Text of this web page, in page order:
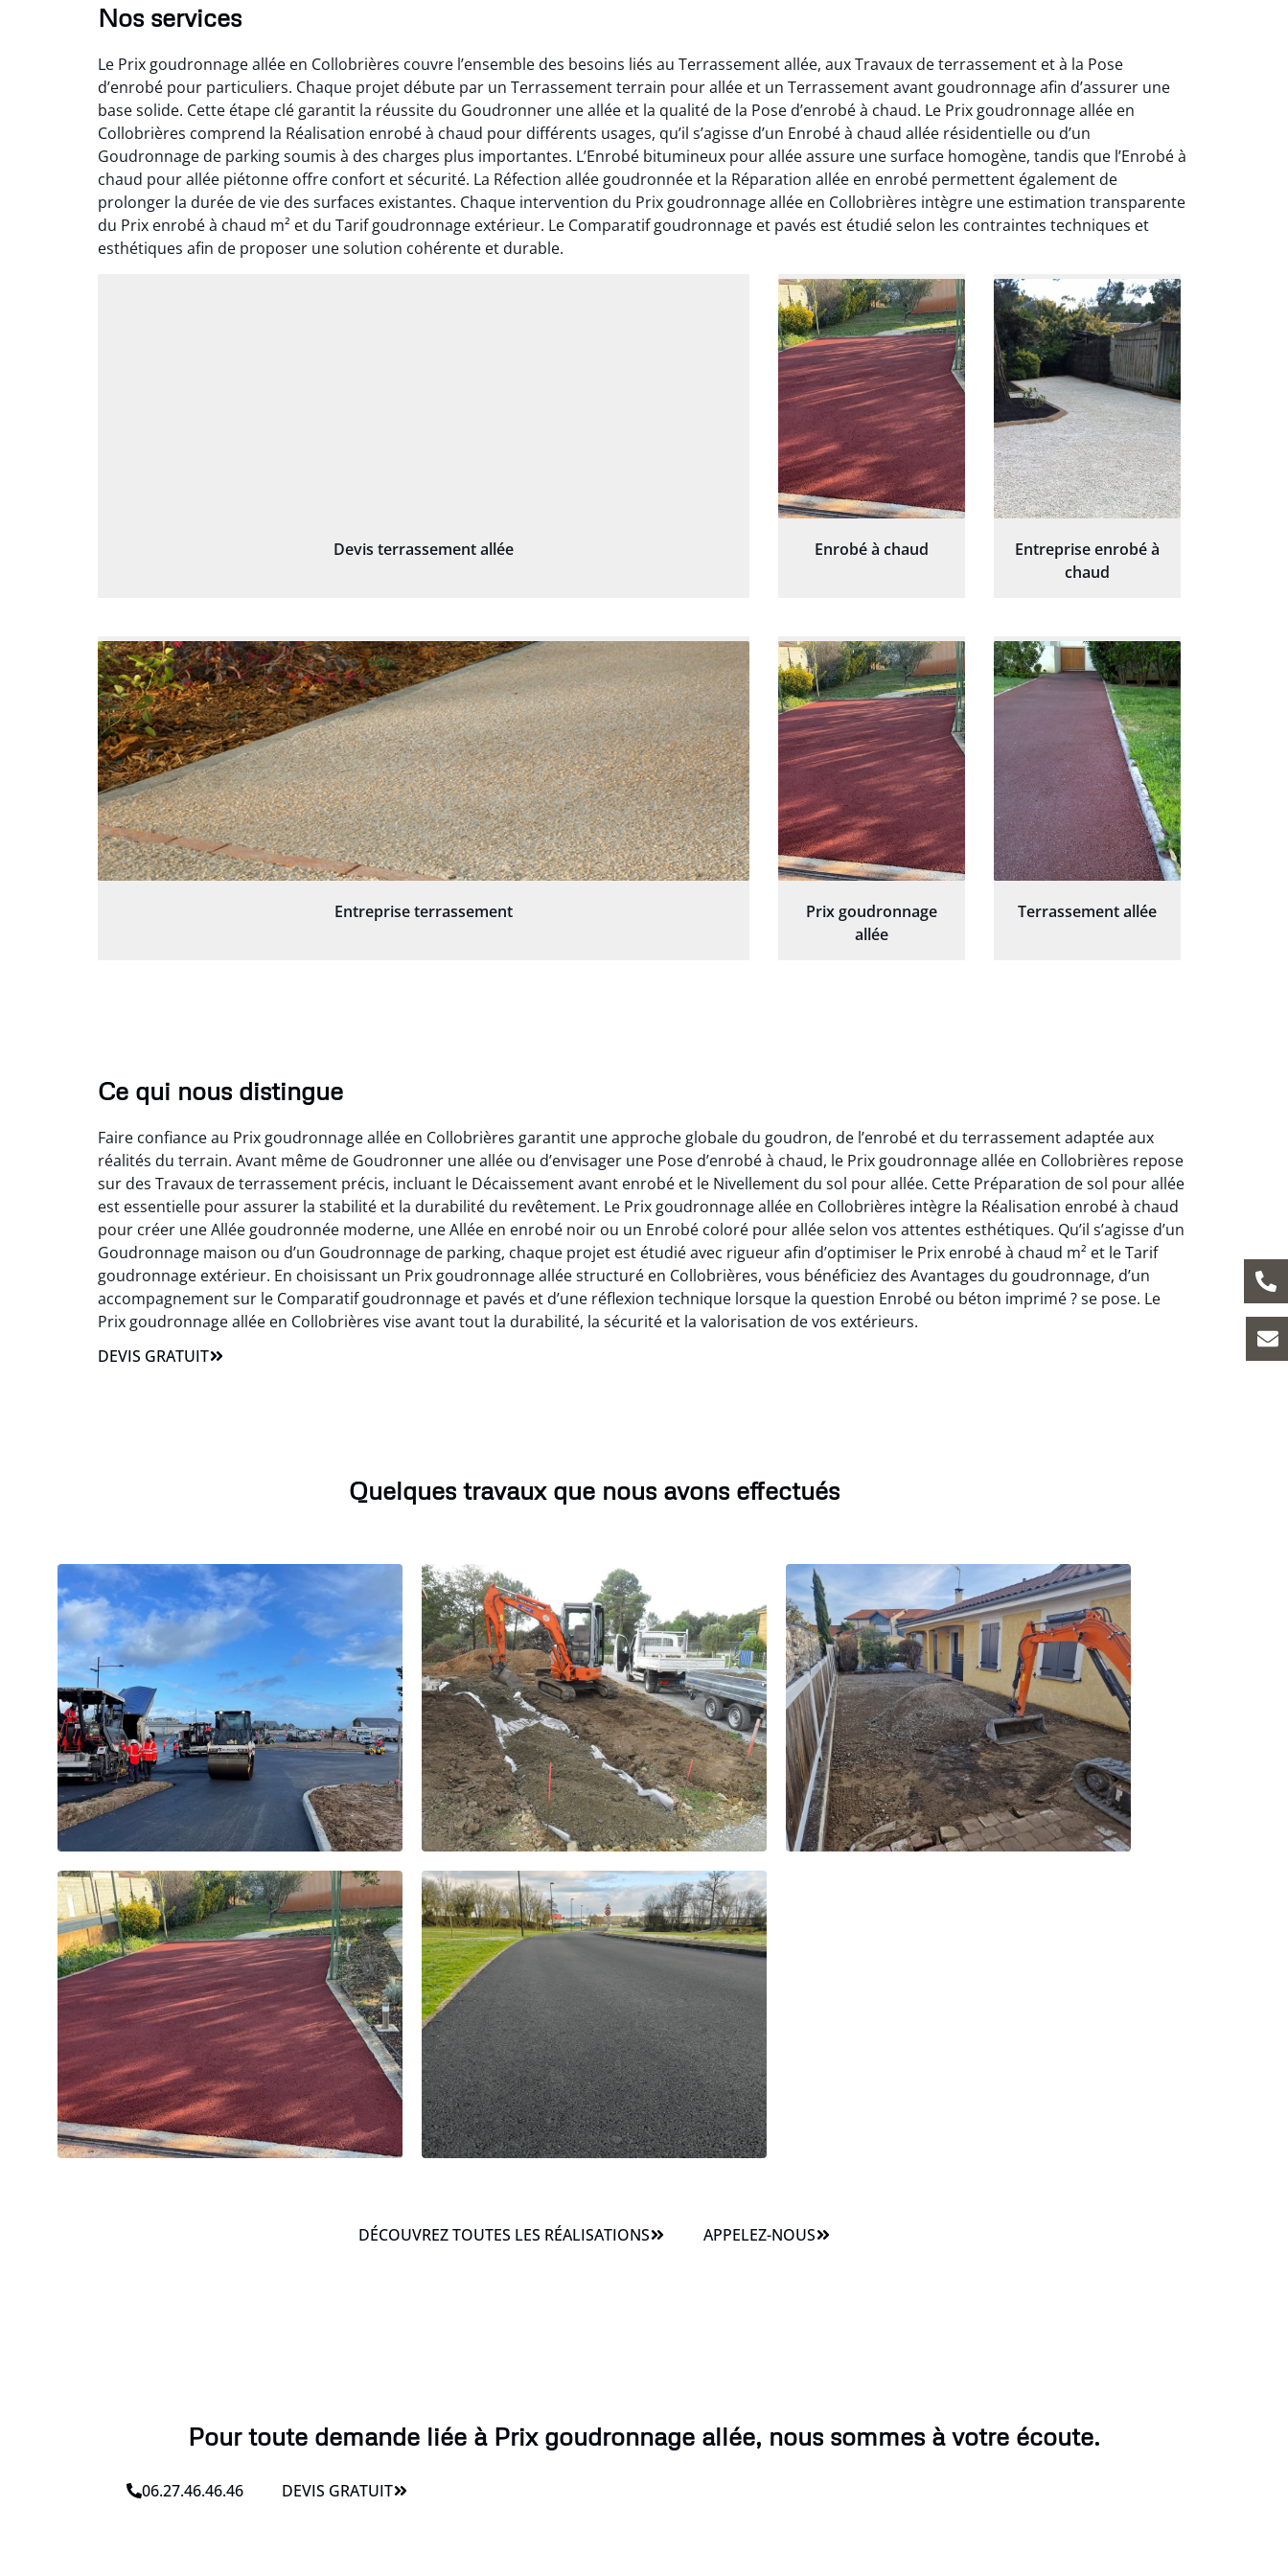
Nos services
Le Prix goudronnage allée en Collobrières couvre l’ensemble des besoins liés au Terrassement allée, aux Travaux de terrassement et à la Pose
d’enrobé pour particuliers. Chaque projet débute par un Terrassement terrain pour allée et un Terrassement avant goudronnage afin d’assurer une
base solide. Cette étape clé garantit la réussite du Goudronner une allée et la qualité de la Pose d’enrobé à chaud. Le Prix goudronnage allée en
Collobrières comprend la Réalisation enrobé à chaud pour différents usages, qu’il s’agisse d’un Enrobé à chaud allée résidentielle ou d’un
Goudronnage de parking soumis à des charges plus importantes. L’Enrobé bitumineux pour allée assure une surface homogène, tandis que l’Enrobé à
chaud pour allée piétonne offre confort et sécurité. La Réfection allée goudronnée et la Réparation allée en enrobé permettent également de
prolonger la durée de vie des surfaces existantes. Chaque intervention du Prix goudronnage allée en Collobrières intègre une estimation transparente
du Prix enrobé à chaud m² et du Tarif goudronnage extérieur. Le Comparatif goudronnage et pavés est étudié selon les contraintes techniques et
esthétiques afin de proposer une solution cohérente et durable.
Devis terrassement allée Enrobé à chaud
Entreprise enrobé à
chaud
Entreprise terrassement
Prix goudronnage
allée
Terrassement allée
Ce qui nous distingue
Faire confiance au Prix goudronnage allée en Collobrières garantit une approche globale du goudron, de l’enrobé et du terrassement adaptée aux
réalités du terrain. Avant même de Goudronner une allée ou d’envisager une Pose d’enrobé à chaud, le Prix goudronnage allée en Collobrières repose
sur des Travaux de terrassement précis, incluant le Décaissement avant enrobé et le Nivellement du sol pour allée. Cette Préparation de sol pour allée
est essentielle pour assurer la stabilité et la durabilité du revêtement. Le Prix goudronnage allée en Collobrières intègre la Réalisation enrobé à chaud
pour créer une Allée goudronnée moderne, une Allée en enrobé noir ou un Enrobé coloré pour allée selon vos attentes esthétiques. Qu’il s’agisse d’un
Goudronnage maison ou d’un Goudronnage de parking, chaque projet est étudié avec rigueur afin d’optimiser le Prix enrobé à chaud m² et le Tarif
goudronnage extérieur. En choisissant un Prix goudronnage allée structuré en Collobrières, vous bénéficiez des Avantages du goudronnage, d’un
accompagnement sur le Comparatif goudronnage et pavés et d’une réflexion technique lorsque la question Enrobé ou béton imprimé ? se pose. Le
Prix goudronnage allée en Collobrières vise avant tout la durabilité, la sécurité et la valorisation de vos extérieurs.
DEVIS GRATUIT
Quelques travaux que nous avons effectués
DÉCOUVREZ TOUTES LES RÉALISATIONS APPELEZ-NOUS
Pour toute demande liée à Prix goudronnage allée, nous sommes à votre écoute.
06.27.46.46.46 DEVIS GRATUIT